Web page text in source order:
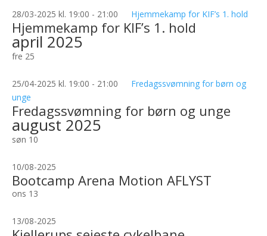
28/03-2025 kl. 19:00 - 21:00 Hjemmekamp for KIF’s 1. hold
Hjemmekamp for KIF’s 1. hold
april 2025
fre 25
25/04-2025 kl. 19:00 - 21:00
Fredagssvømning for børn og
unge
Fredagssvømning for børn og unge
august 2025
søn 10
10/08-2025
Bootcamp Arena Motion AFLYST
ons 13
13/08-2025